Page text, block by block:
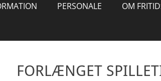
PERSONALE OM
FORLÆNGET